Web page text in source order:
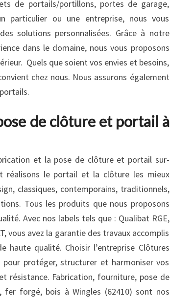
de portails/portillons, portes de garage,
particulier ou une entreprise, nous vous
solutions personnalisées. Grâce à notre
dans le domaine, nous vous proposons
Quels que soient vos envies et besoins,
chez nous. Nous assurons également
de clôture et portail à
et la pose de clôture et portail sur-
réalisons le portail et la clôture les mieux
classiques, contemporains, traditionnels,
Tous les produits que nous proposons
Avec nos labels tels que : Qualibat RGE,
vous avez la garantie des travaux accomplis
qualité. Choisir l’entreprise Clôtures
protéger, structurer et harmoniser vos
résistance. Fabrication, fourniture, pose de
forgé, bois à Wingles (62410) sont nos